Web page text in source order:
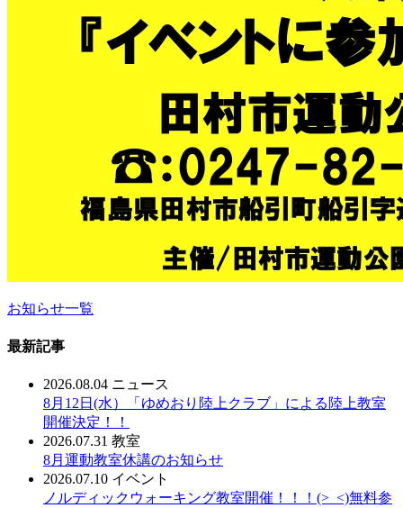
お知らせ一覧
最新記事
2026.08.04 ニュース
8月12日(水）「ゆめおり陸上クラブ」による陸上教室
開催決定！！
2026.07.31 教室
8月運動教室休講のお知らせ
2026.07.10 イベント
ノルディックウォーキング教室開催！！！(>_<)無料参